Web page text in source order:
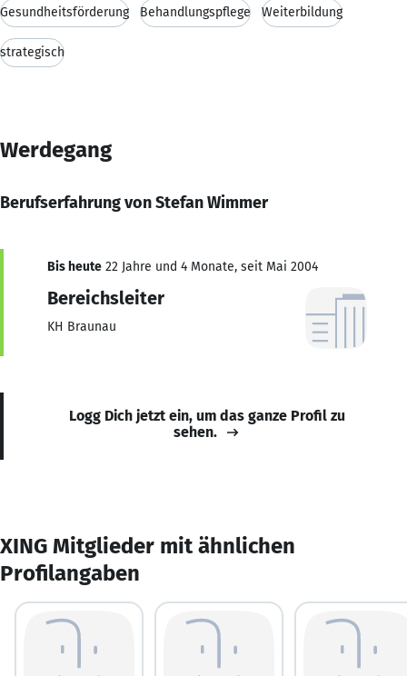
Gesundheitsförderung Behandlungspflege Weiterbildung
strategisch
Werdegang
Berufserfahrung von Stefan Wimmer
Bis heute 22 Jahre und 4 Monate, seit Mai 2004
Bereichsleiter
KH Braunau
Logg Dich jetzt ein, um das ganze Profil zu
sehen.
XING Mitglieder mit ähnlichen
Profilangaben